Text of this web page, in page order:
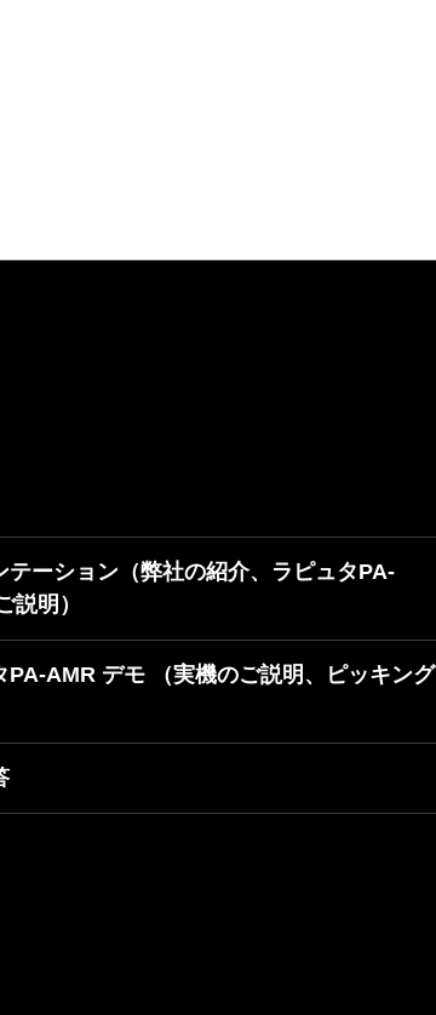
テーション（弊社の紹介、ラピュタPA-
説明）
PA-AMR デモ （実機のご説明、ピッキング